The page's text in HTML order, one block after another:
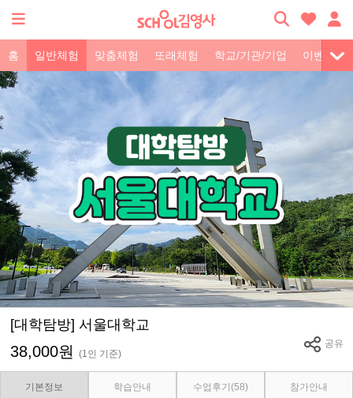
홈 일반체험 맞춤체험 또래체험 학교/기관/기업 이벤트
[대학탐방] 서울대학교
38,000원(1인 기준)
공유
기본정보 학습안내 수업후기 (58) 참가안내